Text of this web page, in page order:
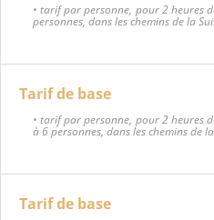
• tarif par personne, pour 2 heures
personnes, dans les chemins de la
Tarif de base
• tarif par personne, pour 2 heures
à 6 personnes, dans les chemins de
Tarif de base